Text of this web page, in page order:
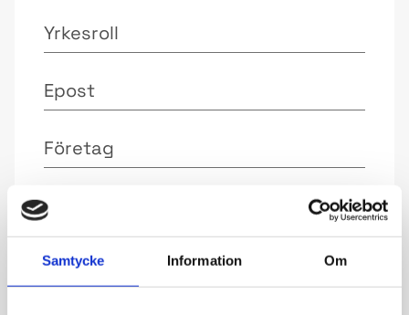
Samtycke Information Om
Yrkesroll
Epost
Företag
Jag godkänner att mina personuppgifter
IRM:s integritetspolicy